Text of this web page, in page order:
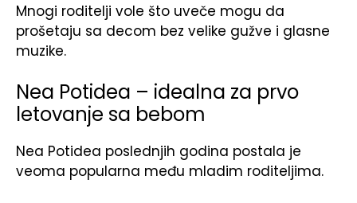
Mnogi roditelji vole što uveče mogu da
prošetaju sa decom bez velike gužve i glasne
muzike.
Nea Potidea – idealna za prvo
letovanje sa bebom
Nea Potidea poslednjih godina postala je
veoma popularna među mladim roditeljima.